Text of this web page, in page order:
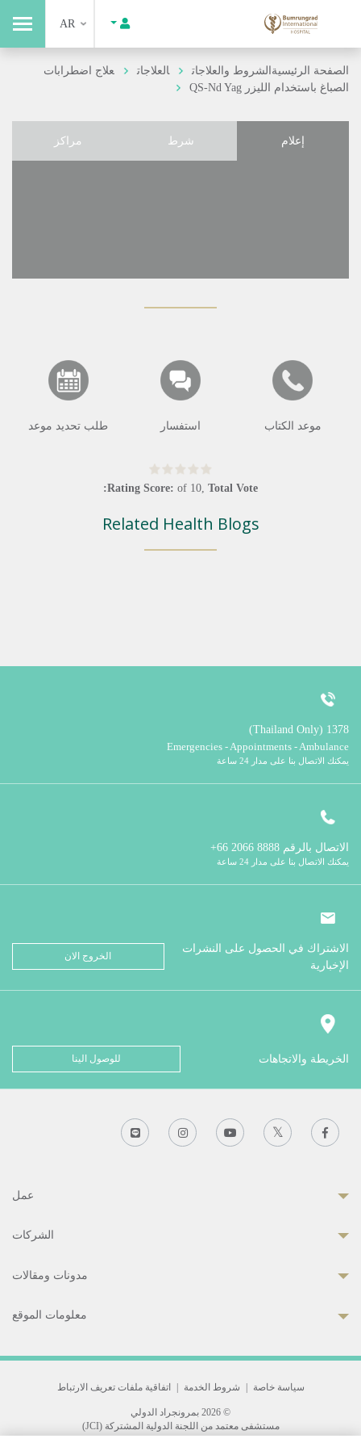
AR
الصفحة الرئيسيةالشروط والعلاجات العلاجات
علاج اضطرابات
الصباغ باستخدام الليزر QS-Nd Yag
إعلام شرط مراكز
موعد الكتاب استفسار طلب تحديد موعد
Rating Score: of 10, Total Vote:
Related Health Blogs
1378 (Thailand Only)
Emergencies - Appointments - Ambulance
يمكنك الاتصال بنا على مدار 24 ساعة
الاتصال بالرقم
يمكنك الاتصال بنا على مدار 24 ساعة
الاشتراك في الحصول على النشرات
الإخبارية
الخروج الان
الخريطة والاتجاهات للوصول الينا
عمل
الشركات
مدونات ومقالات
معلومات الموقع
سياسة خاصة شروط الخدمة اتفاقية ملفات تعريف الارتباط
© 2026 بمرونجراد الدولي
مستشفى معتمد من اللجنة الدولية المشتركة (JCI)